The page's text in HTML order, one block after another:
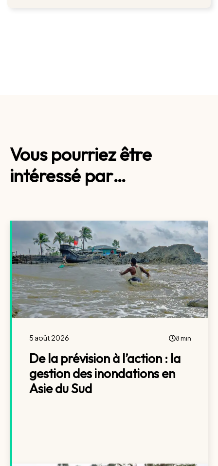
Vous pourriez être
intéressé par…
5 août 2026 8 min
De la prévision à l’action : la
gestion des inondations en
Asie du Sud